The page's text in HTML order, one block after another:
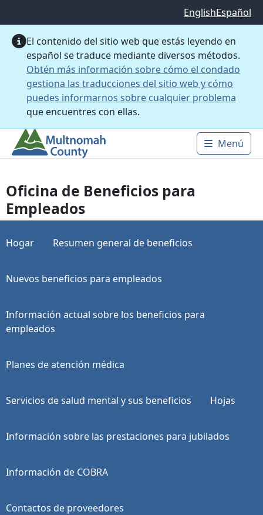
EnglishEspañol
El contenido del sitio web que estás leyendo en
español se traduce mediante diversos métodos.
Obtén más información sobre cómo el condado
gestiona las traducciones del sitio web y cómo
puedes informarnos sobre cualquier problema
que encuentres con ellas.
Main
Menú
Oficina de Beneficios para
Empleados
Hogar Resumen general de beneficios
Nuevos beneficios para empleados
Información actual sobre los beneficios para
empleados
Planes de atención médica
Servicios de salud mental y sus beneficios Hojas
Información sobre las prestaciones para jubilados
Información de COBRA
Contactos de proveedores